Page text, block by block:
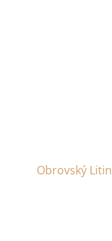
Obrovský